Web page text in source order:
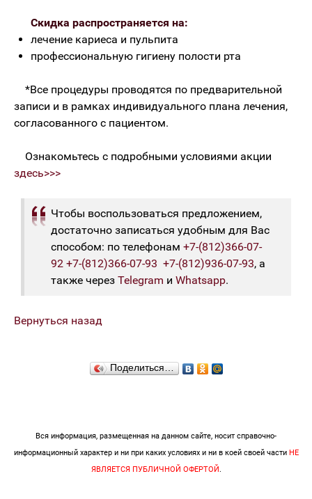
Скидка распространяется на:
лечение кариеса и пульпита
профессиональную гигиену полости рта
*Все процедуры проводятся по предварительной
записи и в рамках индивидуального плана лечения,
согласованного с пациентом.
Ознакомьтесь с подробными условиями акции
здесь>>>
Чтобы воспользоваться предложением,
достаточно записаться удобным для Вас
способом: по телефонам +7-(812)366-07-
92 +7-(812)366-07-93 +7-(812)936-07-93, а
также через Telegram и Whatsapp.
Вернуться назад
Поделиться…
Вся информация, размещенная на данном сайте, носит справочно-
информационный характер и ни при каких условиях и ни в коей своей части НЕ
ЯВЛЯЕТСЯ ПУБЛИЧНОЙ ОФЕРТОЙ.